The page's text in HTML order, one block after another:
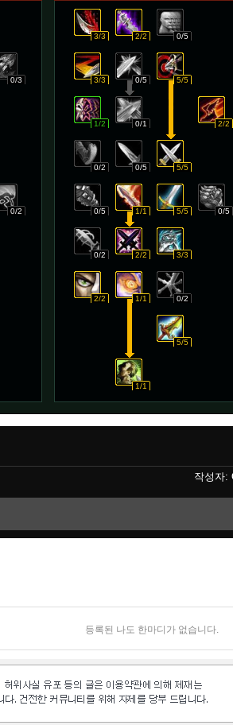
0/3
0/2
3/3 2/2 0/5
3/3 0/5 5/5
1/2 0/1 2/2
0/2 0/5 5/5
0/5 1/1 5/5 0/5
0/2 2/2 3/3
2/2 1/1 0/2
5/5
1/1
등록된 나도 한마디가 없습니다.